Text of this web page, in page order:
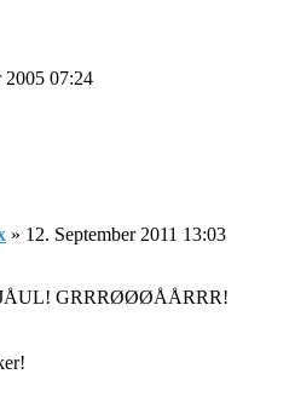
2005 07:24
» 12. September 2011 13:03
GRRRØØØÅÅRRR!